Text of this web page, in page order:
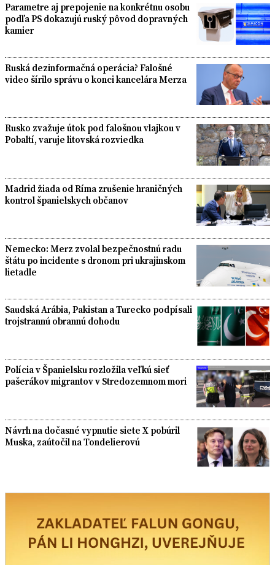
Parametre aj prepojenie na konkrétnu osobu
podľa PS dokazujú ruský pôvod dopravných
kamier
Ruská dezinformačná operácia? Falošné
video šírilo správu o konci kancelára Merza
Rusko zvažuje útok pod falošnou vlajkou v
Pobaltí, varuje litovská rozviedka
Madrid žiada od Ríma zrušenie hraničných
kontrol španielskych občanov
Nemecko: Merz zvolal bezpečnostnú radu
štátu po incidente s dronom pri ukrajinskom
lietadle
Saudská Arábia, Pakistan a Turecko podpísali
trojstrannú obrannú dohodu
Polícia v Španielsku rozložila veľkú sieť
pašerákov migrantov v Stredozemnom mori
Návrh na dočasné vypnutie siete X pobúril
Muska, zaútočil na Tondelierovú